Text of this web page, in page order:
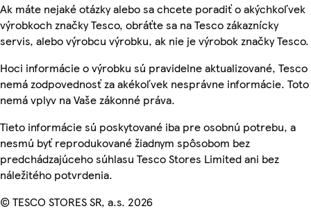
Ak máte nejaké otázky alebo sa chcete poradiť o akýchkoľvek
výrobkoch značky Tesco, obráťte sa na Tesco zákaznícky
servis, alebo výrobcu výrobku, ak nie je výrobok značky Tesco.
Hoci informácie o výrobku sú pravidelne aktualizované, Tesco
nemá zodpovednosť za akékoľvek nesprávne informácie. Toto
nemá vplyv na Vaše zákonné práva.
Tieto informácie sú poskytované iba pre osobnú potrebu, a
nesmú byť reprodukované žiadnym spôsobom bez
predchádzajúceho súhlasu Tesco Stores Limited ani bez
náležitého potvrdenia.
© TESCO STORES SR, a.s. 2026